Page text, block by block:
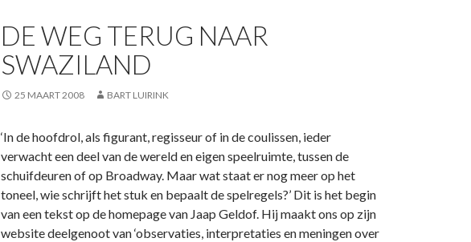
DE WEG TERUG NAAR
SWAZILAND
25 MAART 2008 BART LUIRINK
‘In de hoofdrol, als figurant, regisseur of in de coulissen, ieder
verwacht een deel van de wereld en eigen speelruimte, tussen de
schuifdeuren of op Broadway. Maar wat staat er nog meer op het
toneel, wie schrijft het stuk en bepaalt de spelregels?’ Dit is het begin
van een tekst op de homepage van Jaap Geldof. Hij maakt ons op zijn
website deelgenoot van ‘observaties, interpretaties en meningen over